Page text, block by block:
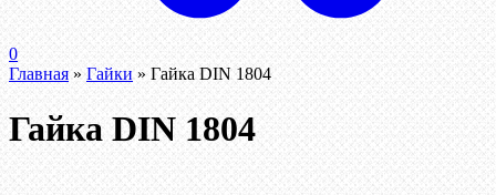
0
Главная » Гайки » Гайка DIN 1804
Гайка DIN 1804